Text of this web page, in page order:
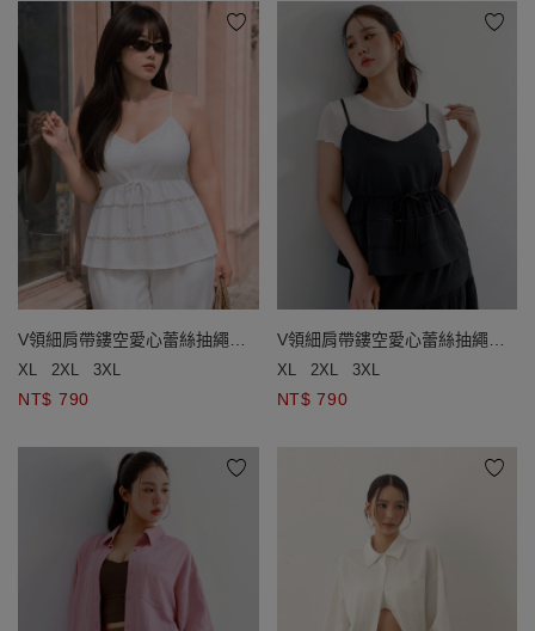
V領細肩帶鏤空愛心蕾絲抽繩收
腰傘擺背心(附胸墊)
XL 2XL 3XL
NT$ 790
V領細肩帶鏤空愛心蕾絲抽繩收
腰傘擺背心(附胸墊)
XL 2XL 3XL
NT$ 790